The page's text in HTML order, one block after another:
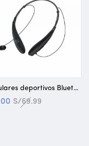
Auriculares deportivos Bluethooth Klip Xtreme Blubudz
S/69.99